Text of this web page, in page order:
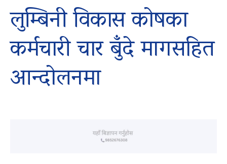
लुम्बिनी विकास कोषका
कर्मचारी चार बुँदे मागसहित
आन्दोलनमा